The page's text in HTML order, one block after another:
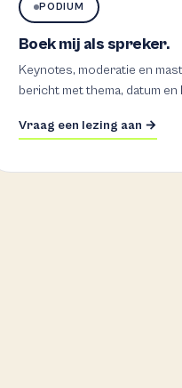
PODIUM
Boek mij als spreker.
Keynotes, moderatie en
bericht met thema, datum
Vraag een lezing aan →